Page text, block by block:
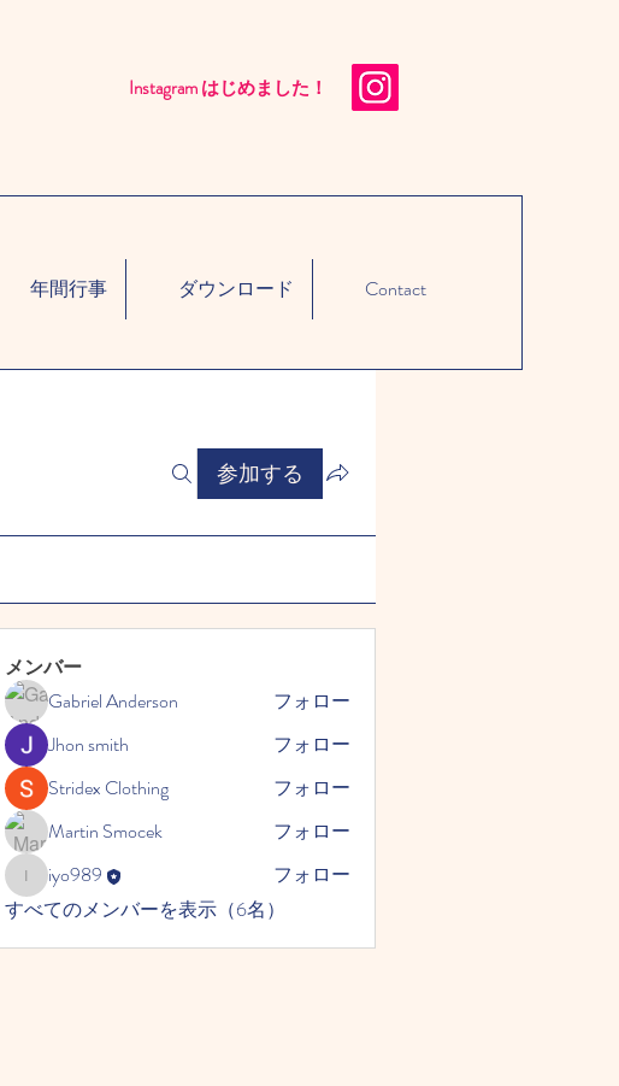
Instagram はじめました！​
年間行事 ダウンロード Contact
参加する
メンバー
Gabriel Anderson
フォロー
Jhon smith
フォロー
Stridex Clothing
フォロー
Martin Smocek
フォロー
iyo989iyo989
フォロー
すべてのメンバーを表示（6名）